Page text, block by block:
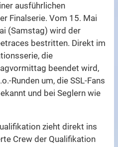
ausführlichen
Finalserie. Vom 15. Mai
(Samstag) wird der
bestritten. Direkt im
die
beendet wird,
Runden um, die SSL-Fans
und bei Seglern wie
zieht direkt ins
Crew der Qualifikation